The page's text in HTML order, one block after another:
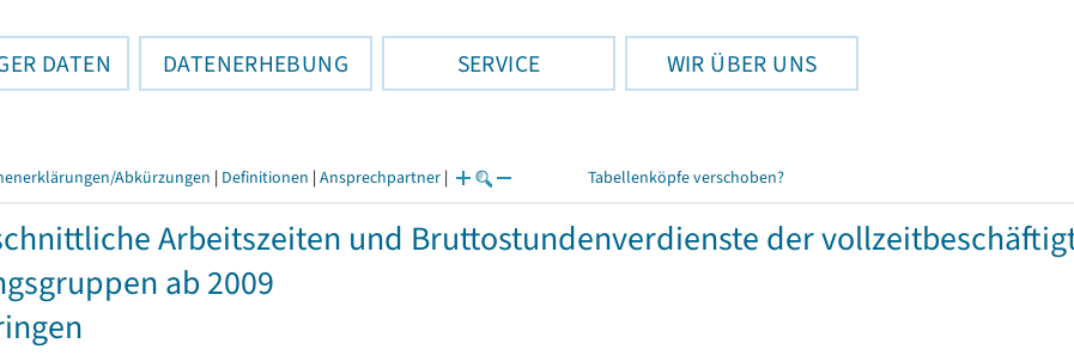
DATEN DATENERHEBUNG SERVICE WIR ÜBER UNS
Abkürzungen | Definitionen | Ansprechpartner | Tabellenköpfe verschoben?
Arbeitszeiten und Bruttostundenverdienste der
ab 2009